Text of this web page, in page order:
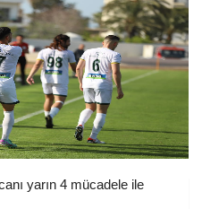
yarın 4 mücadele ile